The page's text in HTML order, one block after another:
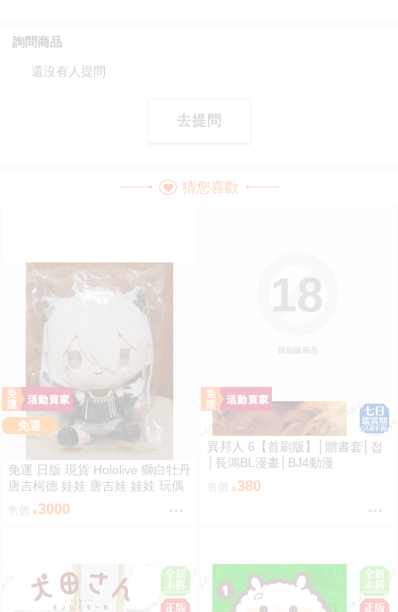
詢問商品
還沒有人提問
去提問
猜您喜歡
免運
免運 日版 現貨 Hololive 獅白牡丹
唐吉柯德 娃娃 唐吉娃 娃娃 玩偶
ドン・キホーテ もちどる 獅白ぼ
たん
售價 3000
限制級商品
18
異邦人 6【首刷版】│贈書套│첩
│長鴻BL漫畫│BJ4動漫
售價 380